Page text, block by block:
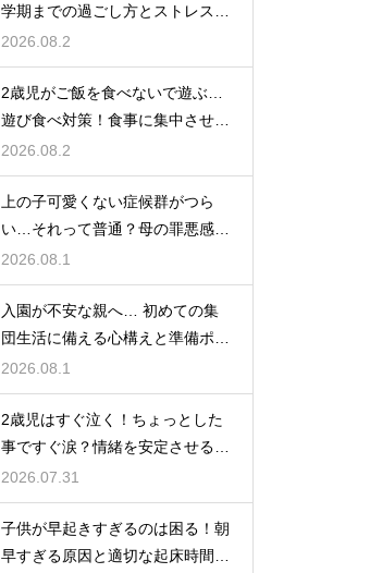
学期までの過ごし方とストレス軽
減アイデア
2026.08.2
2歳児がご飯を食べないで遊ぶ…
遊び食べ対策！食事に集中させる
環境づくり
2026.08.2
上の子可愛くない症候群がつら
い…それって普通？母の罪悪感を
和らげる対処法
2026.08.1
入園が不安な親へ… 初めての集
団生活に備える心構えと準備ポイ
ントを紹介
2026.08.1
2歳児はすぐ泣く！ちょっとした
事ですぐ涙？情緒を安定させる関
わり方
2026.07.31
子供が早起きすぎるのは困る！朝
早すぎる原因と適切な起床時間へ